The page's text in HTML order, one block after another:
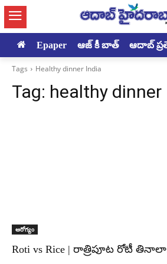
Epaper ఆజ్ కీ బాత్ ఆదాబ్
Tags Healthy dinner India
Tag: healthy dinner
ఆరోగ్యం
Roti vs Rice | రాత్రిపూట రోటీ